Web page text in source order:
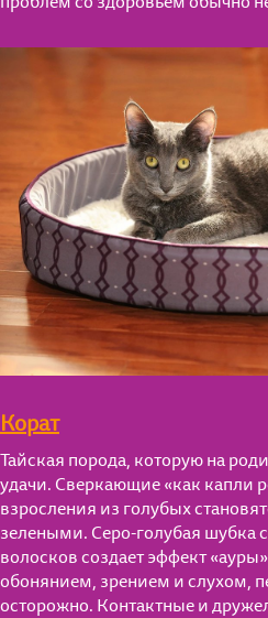
Корат
Тайская порода, которую на
удачи. Сверкающие «как капли
взросления из голубых
зелеными. Серо-голубая шубка
волосков создает эффект
обонянием, зрением и слухом,
осторожно. Контактные и